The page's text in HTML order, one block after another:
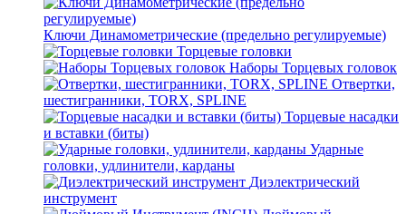
Ключи Динамометрические (предельно регулируемые)
Торцевые головки
Наборы Торцевых головок
Отвертки,
шестигранники, TORX, SPLINE
Торцевые насадки
и вставки (биты)
Ударные
головки, удлинители, карданы
Диэлектрический
инструмент